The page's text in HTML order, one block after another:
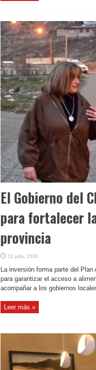
El Gobierno del
para fortalecer
provincia
10 julio, 2026
La inversión forma parte del
para garantizar el acceso a
acompañar a los gobiernos
Leer más »